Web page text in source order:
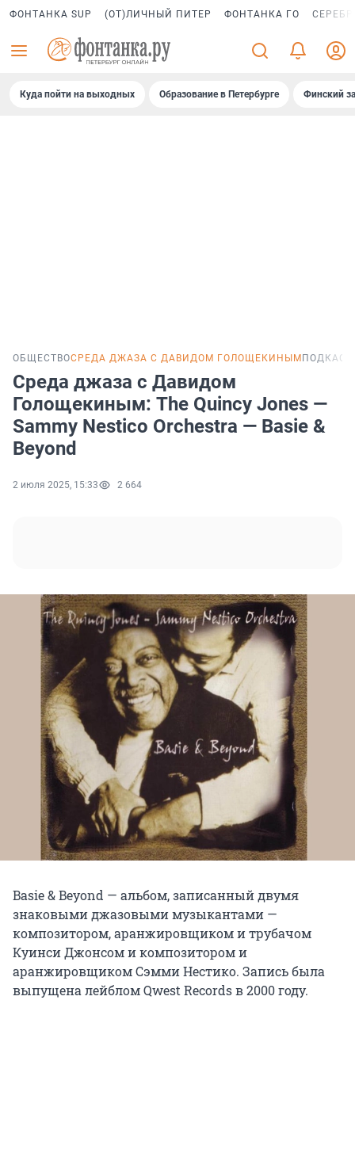
ФОНТАНКА SUP (ОТ)ЛИЧНЫЙ ПИТЕР ФОНТАНКА ГО
Куда пойти на выходных Образование в Петербурге Финский
ОБЩЕСТВОСРЕДА ДЖАЗА С ДАВИДОМ ГОЛОЩЕКИНЫМ
Среда джаза с Давидом
Голощекиным: The Quincy Jones —
Sammy Nestico Orchestra — Basie &
Beyond
2 июля 2025, 15:33 2 664
Basie & Beyond — альбом, записанный двумя
знаковыми джазовыми музыкантами —
композитором, аранжировщиком и трубачом
Куинси Джонсом и композитором и
аранжировщиком Сэмми Нестико. Запись была
выпущена лейблом Qwest Records в 2000 году.